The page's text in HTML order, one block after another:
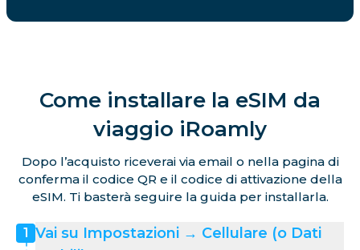
Come installare la eSIM da
viaggio iRoamly
Dopo l’acquisto riceverai via email o nella pagina di
conferma il codice QR e il codice di attivazione della
eSIM. Ti basterà seguire la guida per installarla.
1 Vai su Impostazioni → Cellulare (o Dati